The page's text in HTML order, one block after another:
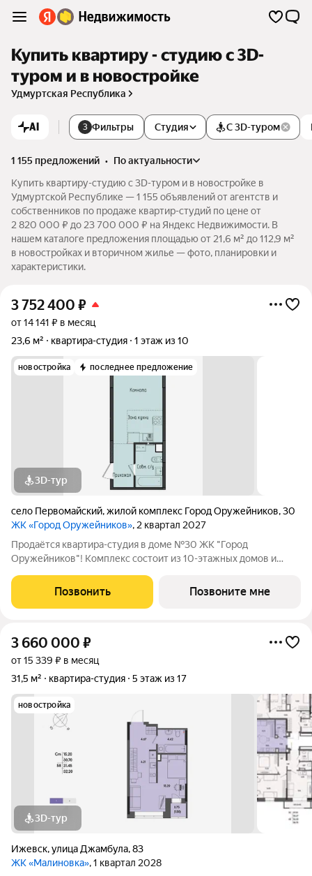
Купить квартиру - студию c 3D-
туром и в новостройке
Удмуртская Республика
AI 3 Фильтры Студия С 3D-туром
1 155 предложений •
по актуальности
Купить квартиру-студию c 3D-туром и в новостройке в
Удмуртской Республике — 1 155 объявлений от агентств и
собственников по продаже квартир-студий по цене от
2 820 000 ₽ до 23 700 000 ₽ на Яндекс Недвижимости. В
нашем каталоге предложения площадью от 21,6 м² до 112,9 м²
в новостройках и вторичном жилье — фото, планировки и
характеристики.
3 752 400 ₽
от 14 141 ₽ в месяц
23,6 м²
квартира-студия 1 этаж из 10
новостройка последнее предложение
3D-тур
село Первомайский,жилой комплекс Город Оружейников,30
ЖК «Город Оружейников», 2 квартал 2027
Продаётся квартира-студия в доме №30 ЖК "Город
Оружейников"! Комплекс состоит из 10-этажных домов и
района и Ижевска. Выполняется подготовка под чистовую
отделку: стены оштукатуриваются сухими
Позвонить Позвоните мне
3 660 000 ₽
от 15 339 ₽ в месяц
31,5 м²
квартира-студия 5 этаж из 17
новостройка
3D-тур
Ижевск,улица Джамбула,83
ЖК «Малиновка», 1 квартал 2028